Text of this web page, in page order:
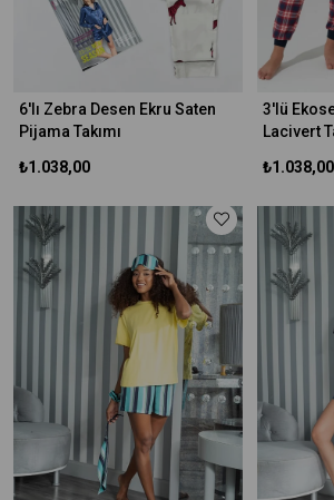
6'lı Zebra Desen Ekru Saten
Pijama Takımı
₺1.038,00
3'lü
Lacivert
₺1.038,00